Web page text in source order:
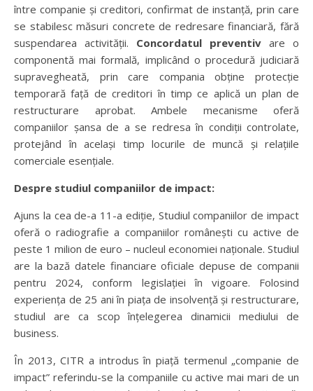
între companie și creditori, confirmat de instanță, prin care
se stabilesc măsuri concrete de redresare financiară, fără
suspendarea activității. Concordatul preventiv are o
componentă mai formală, implicând o procedură judiciară
supravegheată, prin care compania obține protecție
temporară față de creditori în timp ce aplică un plan de
restructurare aprobat. Ambele mecanisme oferă
companiilor șansa de a se redresa în condiții controlate,
protejând în același timp locurile de muncă și relațiile
comerciale esențiale.
Despre studiul companiilor de impact:
Ajuns la cea de-a 11-a ediție, Studiul companiilor de impact
oferă o radiografie a companiilor românești cu active de
peste 1 milion de euro – nucleul economiei naționale. Studiul
are la bază datele financiare oficiale depuse de companii
pentru 2024, conform legislației în vigoare. Folosind
experiența de 25 ani în piața de insolvență și restructurare,
studiul are ca scop înțelegerea dinamicii mediului de
business.
În 2013, CITR a introdus în piață termenul „companie de
impact” referindu-se la companiile cu active mai mari de un